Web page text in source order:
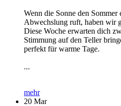
Wenn die Sonne den
Abwechslung ruft, haben wir
Diese Woche erwarten dich
Stimmung auf den Teller
perfekt für warme Tage.
...
mehr
20 Mar